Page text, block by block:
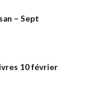
– Sept
10 février